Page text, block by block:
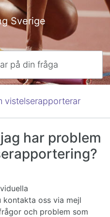
Sverige
vistelserapporterar
har problem
oss via mejl
och problem som